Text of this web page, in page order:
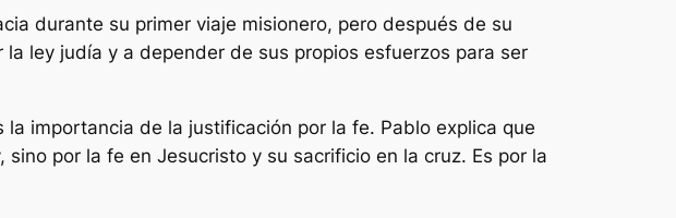
durante su primer viaje misionero, pero después de su
ley judía y a depender de sus propios esfuerzos para ser
importancia de la justificación por la fe. Pablo explica que
por la fe en Jesucristo y su sacrificio en la cruz. Es por la